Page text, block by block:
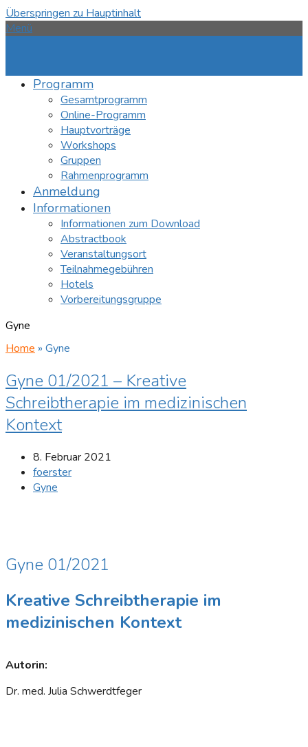
Überspringen zu Hauptinhalt
Menü
Programm
Gesamtprogramm
Online-Programm
Hauptvorträge
Workshops
Gruppen
Rahmenprogramm
Anmeldung
Informationen
Informationen zum Download
Abstractbook
Veranstaltungsort
Teilnahmegebühren
Hotels
Vorbereitungsgruppe
Gyne
Home » Gyne
Gyne 01/2021 – Kreative
Schreibtherapie im medizinischen
Kontext
8. Februar 2021
foerster
Gyne
Gyne 01/2021
Kreative Schreibtherapie im
medizinischen Kontext
Autorin:
Dr. med. Julia Schwerdtfeger